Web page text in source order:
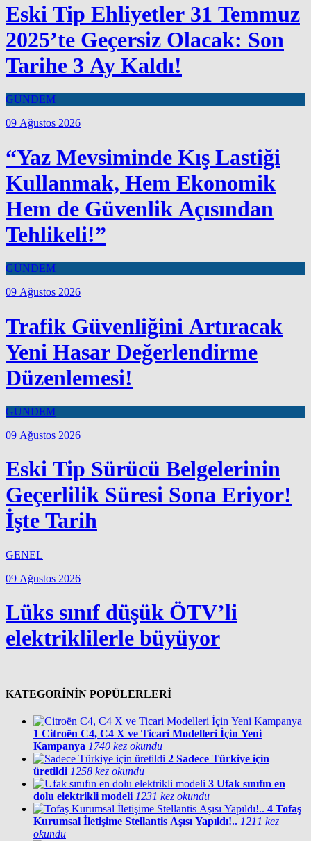
Eski Tip Ehliyetler 31 Temmuz
2025’te Geçersiz Olacak: Son
Tarihe 3 Ay Kaldı!
GÜNDEM
09 Ağustos 2026
“Yaz Mevsiminde Kış Lastiği
Kullanmak, Hem Ekonomik
Hem de Güvenlik Açısından
Tehlikeli!”
GÜNDEM
09 Ağustos 2026
Trafik Güvenliğini Artıracak
Yeni Hasar Değerlendirme
Düzenlemesi!
GÜNDEM
09 Ağustos 2026
Eski Tip Sürücü Belgelerinin
Geçerlilik Süresi Sona Eriyor!
İşte Tarih
GENEL
09 Ağustos 2026
Lüks sınıf düşük ÖTV’li
elektriklilerle büyüyor
KATEGORİNİN POPÜLERLERİ
1 Citroën C4, C4 X ve Ticari Modelleri İçin Yeni
Kampanya 1740 kez okundu
2 Sadece Türkiye için
üretildi 1258 kez okundu
3 Ufak sınıfın en
dolu elektrikli modeli 1231 kez okundu
4 Tofaş
Kurumsal İletişime Stellantis Aşısı Yapıldı!.. 1211 kez
okundu